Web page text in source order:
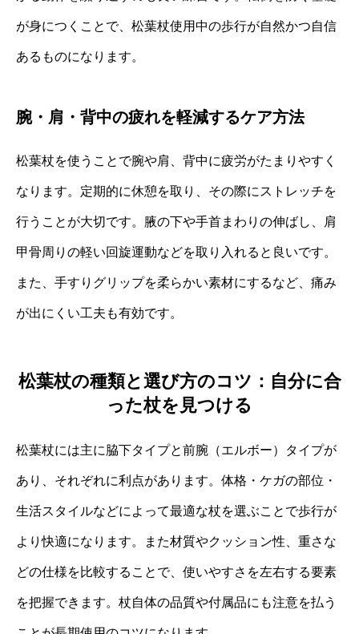
が身につくことで、松葉杖使用中の歩行が自然かつ自信
あるものになります。
腕・肩・背中の疲れを軽減するケア方法
松葉杖を使うことで腕や肩、背中に疲労がたまりやすく
なります。定期的に休憩を取り、その際にストレッチを
行うことが大切です。腋の下や手首まわりの伸ばし、肩
甲骨周りの軽い回旋運動などを取り入れると良いです。
また、手すりグリップを柔らかい素材にするなど、痛み
が出にくい工夫も有効です。
松葉杖の種類と選び方のコツ：自分に合
った杖を見つける
松葉杖には主に脇下タイプと前腕（エルボー）タイプが
あり、それぞれに利点があります。体格・ケガの部位・
生活スタイルなどによって最適な杖を選ぶことで歩行が
より快適になります。また材質やクッション性、重さな
どの仕様を比較することで、使いやすさを左右する要素
を把握できます。杖自体の品質や付属品にも注意を払う